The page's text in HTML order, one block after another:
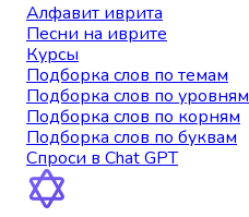
Алфавит иврита
Песни на иврите
Курсы
Подборка слов по темам
Подборка слов по уровням
Подборка слов по корням
Подборка слов по буквам
Спроси в Chat GPT